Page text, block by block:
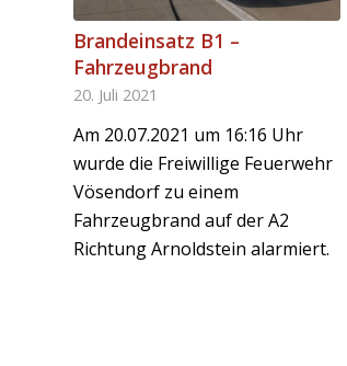
Brandeinsatz B1 –
Fahrzeugbrand
20. Juli 2021
Am 20.07.2021 um 16:16 Uhr
wurde die Freiwillige Feuerwehr
Vösendorf zu einem
Fahrzeugbrand auf der A2
Richtung Arnoldstein alarmiert.